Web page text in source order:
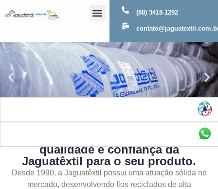
(88) 3418-1292
qualidade e confiança da
Jaguatêxtil para o seu produto.
Desde 1990, a Jaguatêxtil possui uma atuação sólida no
mercado, desenvolvendo fios reciclados de alta